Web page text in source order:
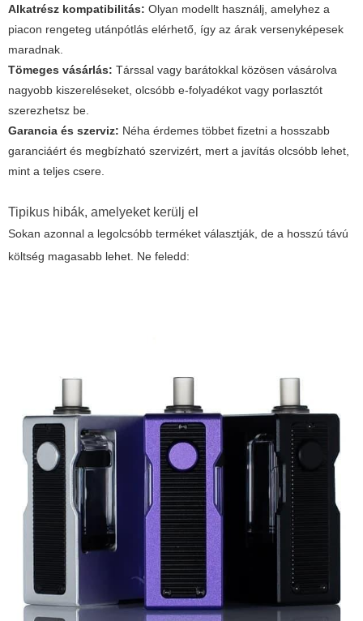
Alkatrész kompatibilitás: Olyan modellt használj, amelyhez a
piacon rengeteg utánpótlás elérhető, így az árak versenyképesek
maradnak.
Tömeges vásárlás: Társsal vagy barátokkal közösen vásárolva
nagyobb kiszereléseket, olcsóbb e-folyadékot vagy porlasztót
szerezhetsz be.
Garancia és szerviz: Néha érdemes többet fizetni a hosszabb
garanciáért és megbízható szervizért, mert a javítás olcsóbb lehet,
mint a teljes csere.
Tipikus hibák, amelyeket kerülj el
Sokan azonnal a legolcsóbb terméket választják, de a hosszú távú
költség magasabb lehet. Ne feledd: